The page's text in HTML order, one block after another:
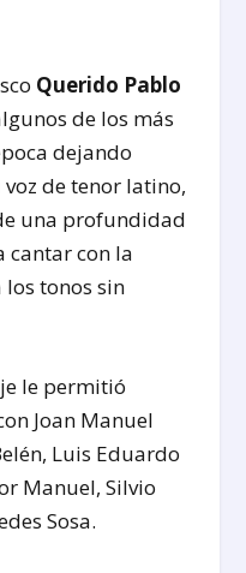
Querido Pablo
de los más
dejando
de tenor latino,
una profundidad
cantar con la
tonos sin
le permitió
Joan Manuel
Luis Eduardo
Manuel, Silvio
Sosa.